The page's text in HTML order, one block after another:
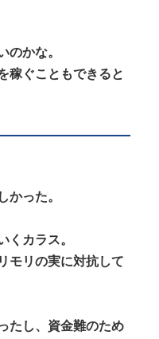
のかな。
稼ぐこともできると
かった。
くカラス。
モリの実に対抗して
たし、資金難のため